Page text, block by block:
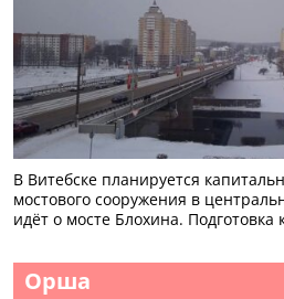
В Витебске планируется
мостового сооружения в
идёт о мосте Блохина. Подготовка
Орша